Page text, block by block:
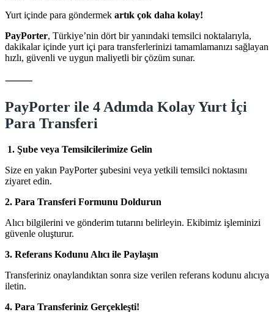
Yurt içinde para göndermek artık çok daha kolay!
PayPorter, Türkiye’nin dört bir yanındaki temsilci noktalarıyla,
dakikalar içinde yurt içi para transferlerinizi tamamlamanızı sağlayan
hızlı, güvenli ve uygun maliyetli bir çözüm sunar.
⸻
PayPorter ile 4 Adımda Kolay Yurt İçi
Para Transferi
1. Şube veya Temsilcilerimize Gelin
Size en yakın PayPorter şubesini veya yetkili temsilci noktasını
ziyaret edin.
2. Para Transferi Formunu Doldurun
Alıcı bilgilerini ve gönderim tutarını belirleyin. Ekibimiz işleminizi
güvenle oluşturur.
3. Referans Kodunu Alıcı ile Paylaşın
Transferiniz onaylandıktan sonra size verilen referans kodunu alıcıya
iletin.
4. Para Transferiniz Gerçekleşti!